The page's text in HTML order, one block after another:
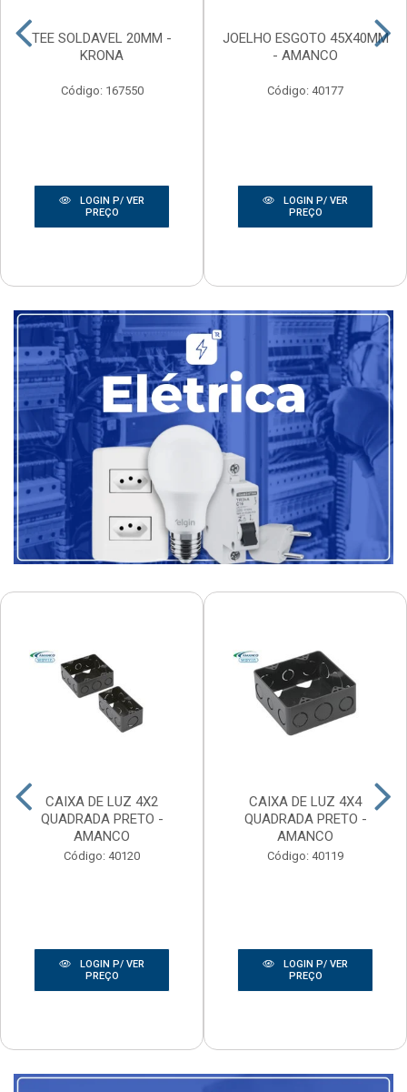
TEE SOLDAVEL 20MM -
KRONA
Código: 167550
LOGIN P/ VER
PREÇO
JOELHO ESGOTO 45X40MM
- AMANCO
Código: 40177
LOGIN P/ VER
PREÇO
CAIXA DE LUZ 4X2
QUADRADA PRETO -
AMANCO
Código: 40120
LOGIN P/ VER
PREÇO
CAIXA DE LUZ 4X4
QUADRADA PRETO -
AMANCO
Código: 40119
LOGIN P/ VER
PREÇO